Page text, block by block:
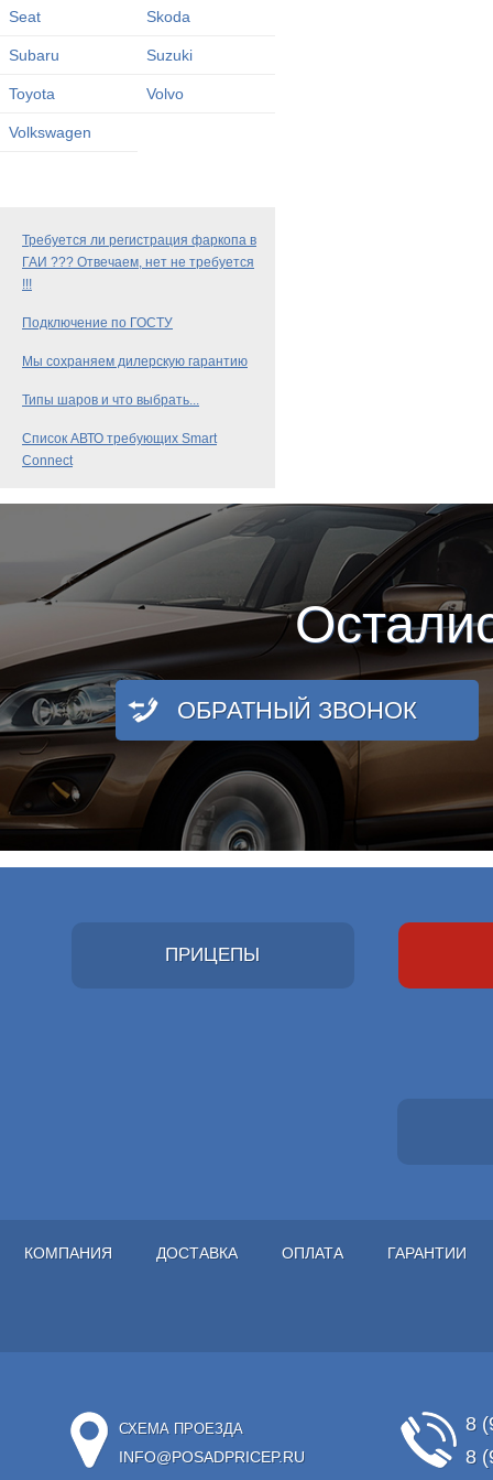
Seat Skoda
Subaru Suzuki
Toyota Volvo
Volkswagen
Требуется ли регистрация фаркопа в
ГАИ ??? Отвечаем, нет не требуется
!!!
Подключение по ГОСТУ
Мы сохраняем дилерскую гарантию
Типы шаров и что выбрать...
Список АВТО требующих Smart
Connect
ОБРАТНЫЙ ЗВОНОК
ПРИЦЕПЫ
КОМПАНИЯ ДОСТАВКА ОПЛАТА ГАРАНТИИ
СХЕМА ПРОЕЗДА
INFO@POSADPRICEP.RU
8
8